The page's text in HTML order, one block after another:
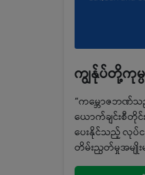
ကျွန်ုပ်တို့ကုမ္
“ကမ္ဘောဇဘဏ်
ယောက်ချင်းစီတို
ပေးနိုင်သည့် လုပ်င
တိမ်းညွတ်မှုအမျိုး